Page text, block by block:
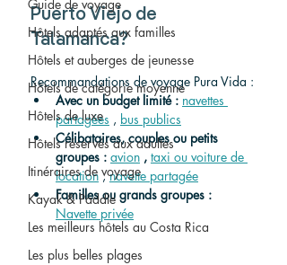
Guide de voyage
Hôtels adaptés aux familles
Hôtels et auberges de jeunesse
Hôtels de catégorie moyenne
Hôtels de luxe
Hôtels réservés aux adultes
Itinéraires de voyage
Kayak & Paddle
Les meilleurs hôtels au Costa Rica
Les plus belles plages
Puerto Viejo de
Talamanca?
Recommandations de voyage Pura Vida :
Avec un budget limité : navettes
partagées , bus publics
Célibataires, couples ou petits
groupes : avion , taxi ou voiture de
location , navette partagée
Familles ou grands groupes :
Navette privée